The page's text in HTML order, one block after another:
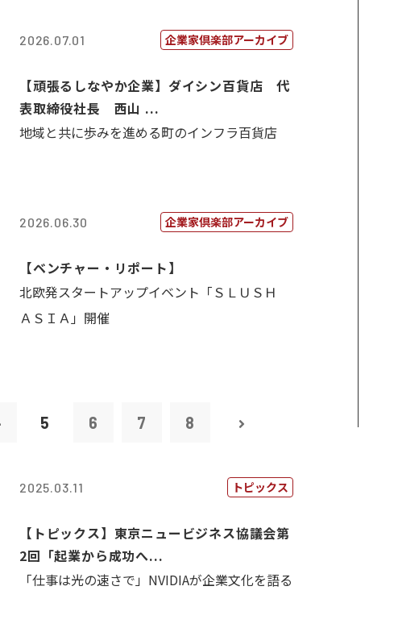
2026.07.01 企業家倶楽部アーカイブ
【頑張るしなやか企業】ダイシン百貨店 代
表取締役社長 西山 ...
地域と共に歩みを進める町のインフラ百貨店
2026.06.30 企業家倶楽部アーカイブ
【ベンチャー・リポート】
北欧発スタートアップイベント「ＳＬＵＳＨ
ＡＳＩＡ」開催
5 6 7 8
2025.03.11 トピックス
【トピックス】東京ニュービジネス協議会第
2回「起業から成功へ...
「仕事は光の速さで」NVIDIAが企業文化を語る